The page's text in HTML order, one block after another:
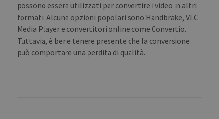
possono essere utilizzati per convertire i video in altri
formati. Alcune opzioni popolari sono Handbrake, VLC
Media Player e convertitori online come Convertio.
Tuttavia, è bene tenere presente che la conversione
può comportare una perdita di qualità.